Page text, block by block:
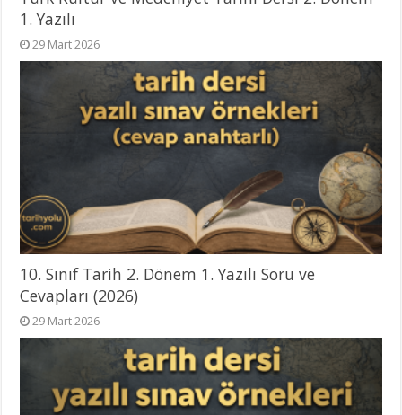
1. Yazılı
29 Mart 2026
10. Sınıf Tarih 2. Dönem 1. Yazılı Soru ve
Cevapları (2026)
29 Mart 2026